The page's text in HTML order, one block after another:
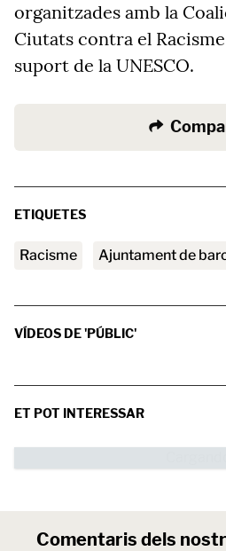
organitzades amb la
Ciutats contra el
suport de la UNESCO.
ETIQUETES
racisme ajuntament de
VÍDEOS DE 'PÚBLIC'
ET POT INTERESSAR
Comentaris dels